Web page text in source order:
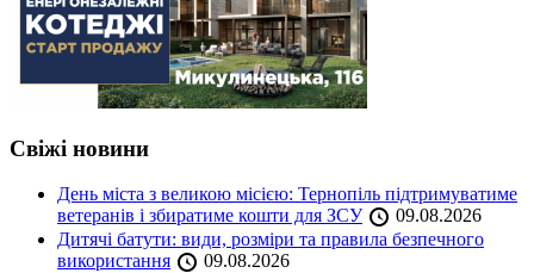
Свіжі новини
День міста з великою місією: Тернопіль підтримуватиме
ветеранів і збиратиме кошти для ЗСУ
09.08.2026
Дитячі батути: види, розміри та правила безпечного
використання
09.08.2026